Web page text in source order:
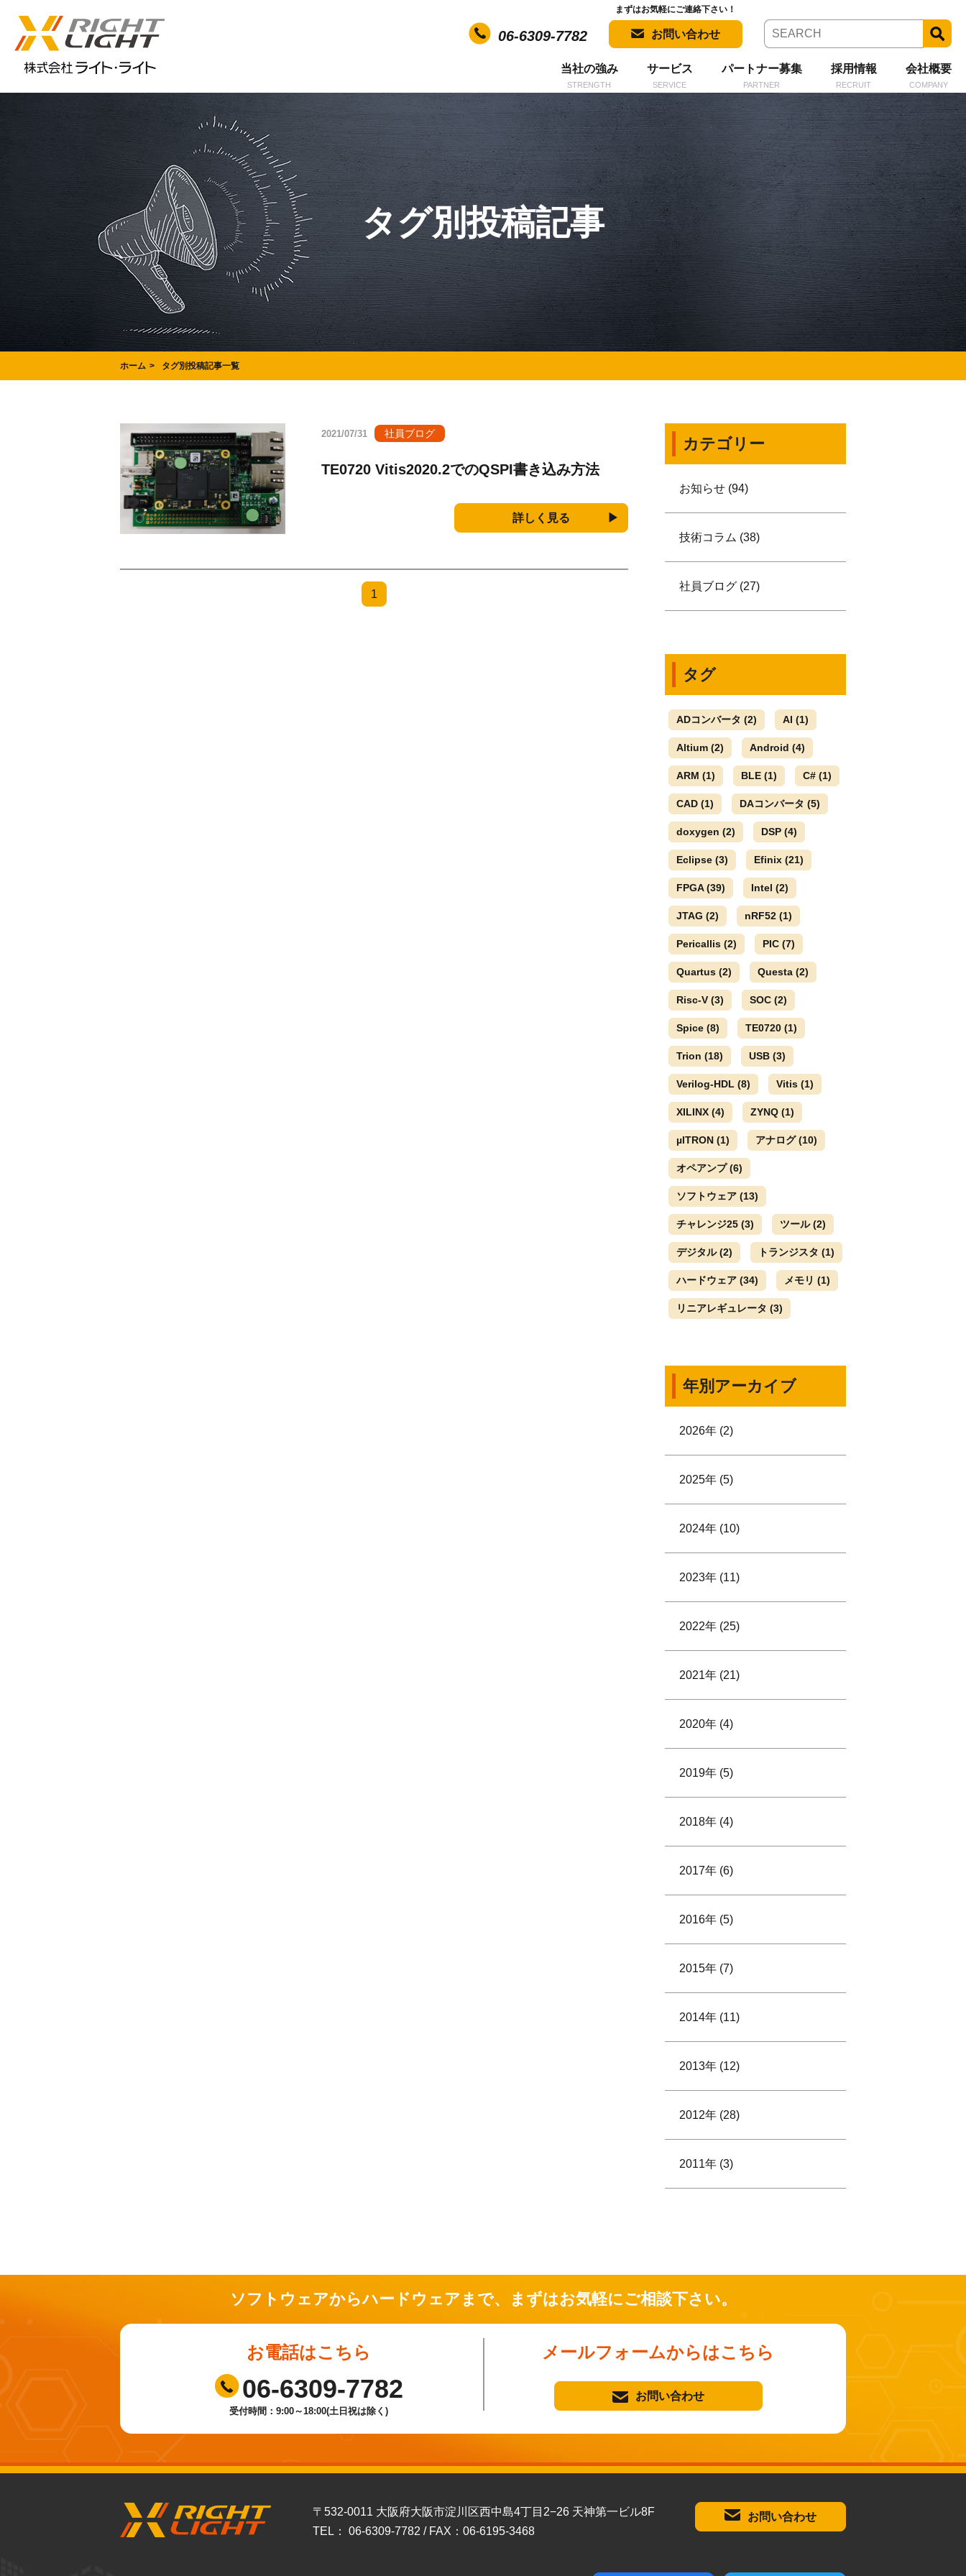
06-6309-7782
まずはお気軽にご連絡下さい！
お問い合わせ
当社の強み
STRENGTH
サービス
SERVICE
パートナー募集
PARTNER
採用情報
RECRUIT
会社概要
COMPANY
タグ別投稿記事
ホーム タグ別投稿記事一覧
2021/07/31 社員ブログ
TE0720 Vitis2020.2でのQSPI書き込み方法
詳しく見る
1
カテゴリー
お知らせ (94)
技術コラム (38)
社員ブログ (27)
タグ
ADコンバータ (2) AI (1)
Altium(2) Android (4)
ARM (1) BLE(1) C#(1)
CAD(1) DAコンバータ (5)
doxygen (2) DSP(4)
Eclipse(3) Efinix(21)
FPGA(39) Intel (2)
JTAG (2) nRF52(1)
Pericallis(2) PIC(7)
Quartus(2) Questa(2)
Risc-V(3) SOC(2)
Spice(8) TE0720(1)
Trion (18) USB(3)
Verilog-HDL(8) Vitis(1)
XILINX(4) ZYNQ(1)
µITRON(1) アナログ(10)
オペアンプ(6)
ソフトウェア(13)
チャレンジ25(3) ツール(2)
デジタル(2) トランジスタ (1)
ハードウェア(34) メモリ (1)
リニアレギュレータ (3)
年別アーカイブ
2026年 (2)
2025年 (5)
2024年 (10)
2023年 (11)
2022年 (25)
2021年 (21)
2020年 (4)
2019年 (5)
2018年 (4)
2017年 (6)
2016年 (5)
2015年 (7)
2014年 (11)
2013年 (12)
2012年 (28)
2011年 (3)
ソフトウェアからハードウェアまで、 まずはお気軽にご相談下さい。
お電話はこちら
06-6309-7782
受付時間：9:00～18:00(土日祝は除く)
メールフォームからはこちら
お問い合わせ
〒532-0011 大阪府大阪市淀川区西中島4丁目2−26 天神第一ビル8F
TEL： 06-6309-7782 / FAX：06-6195-3468
お問い合わせ